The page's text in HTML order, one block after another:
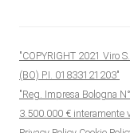
"COPYRIGHT 2021 Viro
(BO) P.I. 01833121203"
"Reg. Impresa Bologna
3.500.000 € interamente